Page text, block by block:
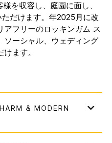
を収容し、庭園に面し、
だけます。年2025月に改
アフリーのロッキンガム ス
ソーシャル、ウェディング
ます。